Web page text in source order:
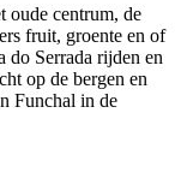
oude centrum, de
fruit, groente en of
do Serrada rijden en
op de bergen en
Funchal in de